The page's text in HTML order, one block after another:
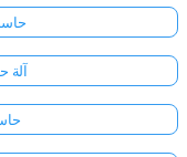
آلة